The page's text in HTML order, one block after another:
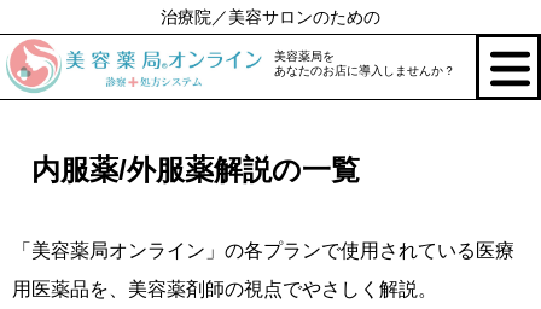
美容薬局を
あなたのお店に導入しませんか？
治療院／美容サロンのための
内服薬/外服薬解説の一覧
「美容薬局オンライン」の各プランで使用されている医療
用医薬品を、美容薬剤師の視点でやさしく解説。